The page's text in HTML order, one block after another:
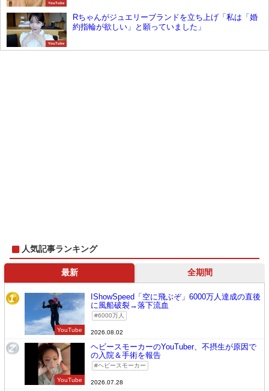
YouTube
YouTube
Rちゃんがジュエリーブランドを立ち上げ「私は「婚
約指輪が欲しい」と願っていました」
人気記事ランキング
最新 全期間
1
YouTube
IShowSpeed「空に飛ぶぞ」6000万人達成の直後
に風船破裂→落下流血
6000万人
2026.08.02
2
YouTube
ヘビースモーカーのYouTuber、不摂生が原因で
の入院＆手術を報告
ヘビースモーカー
2026.07.28